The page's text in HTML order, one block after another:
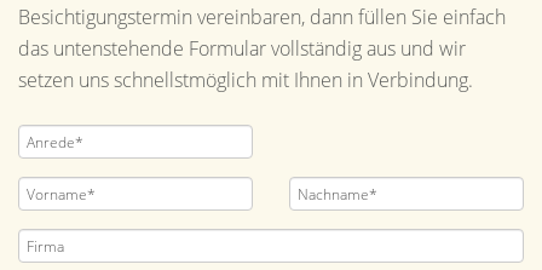
Besichtigungstermin vereinbaren, dann füllen Sie einfach
das untenstehende Formular vollständig aus und wir
setzen uns schnellstmöglich mit Ihnen in Verbindung.